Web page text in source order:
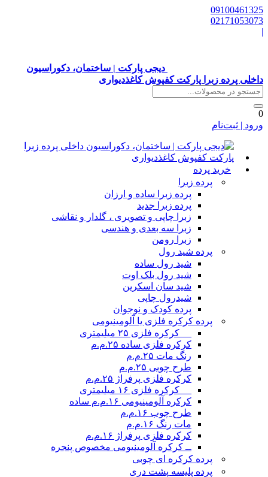
دیجی پارکت | ساختمان، دکوراسیون
پرده زبرا پارکت کفپوش کاغذدیواری
| ثبت‌نام
خرید پرده
پرده زبرا
پرده زبرا ساده و ارزان
پرده زبرا جدید
زبرا چاپی و تصویری ، گلدار و نقاشی
زبرا سه بعدی و هندسی
زبرا رومن
پرده شید رول
شید رول ساده
شید رول بلک اوت
شید سان اسکرین
شیدرول چاپی
پرده کودک و نوجوان
پرده کرکره فلزی یا آلومینیومی
__ کرکره فلزی ۲۵ میلیمتری
کرکره فلزی ساده ۲۵.م.م
رنگ مات ۲۵.م.م
طرح چوبی ۲۵.م.م
کرکره فلزی پرفراژ ۲۵.م.م
__ کرکره فلزی ۱۶ میلیمتری
کرکره آلومینیومی ۱۶.م.م ساده
طرح چوب ۱۶.م.م
مات رنگ ۱۶.م.م
کرکره فلزی پرفراژ ۱۶.م.م
ــ کرکره آلومینیومی مخصوص پنجره
پرده کرکره ای چوبی
پرده پلیسه پشت دری